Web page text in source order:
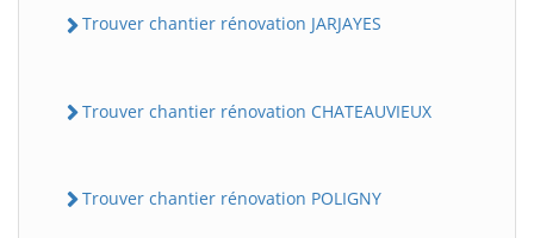
Trouver chantier rénovation JARJAYES
Trouver chantier rénovation CHATEAUVIEUX
Trouver chantier rénovation POLIGNY